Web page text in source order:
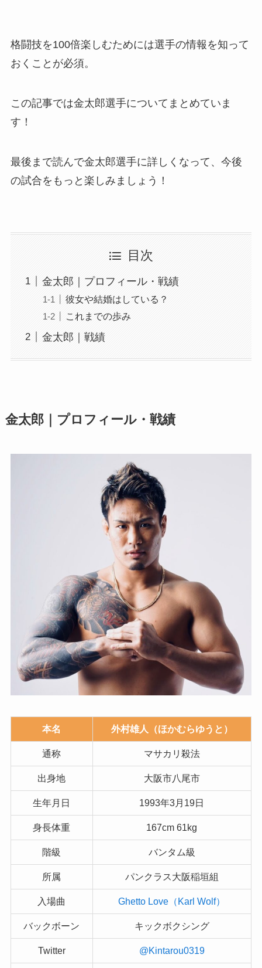
格闘技を100倍楽しむためには選手の情報を知って
おくことが必須。
この記事では金太郎選手についてまとめていま
す！
最後まで読んで金太郎選手に詳しくなって、今後
の試合をもっと楽しみましょう！
目次
金太郎｜プロフィール・戦績
彼女や結婚はしている？
これまでの歩み
金太郎｜戦績
金太郎｜プロフィール・戦績
本名 外村雄人（ほかむらゆうと）
通称 マサカリ殺法
出身地 大阪市八尾市
生年月日 1993年3月19日
身長体重 167cm 61kg
階級 バンタム級
所属 パンクラス大阪稲垣組
入場曲 Ghetto Love（Karl Wolf）
バックボーン キックボクシング
Twitter @Kintarou0319